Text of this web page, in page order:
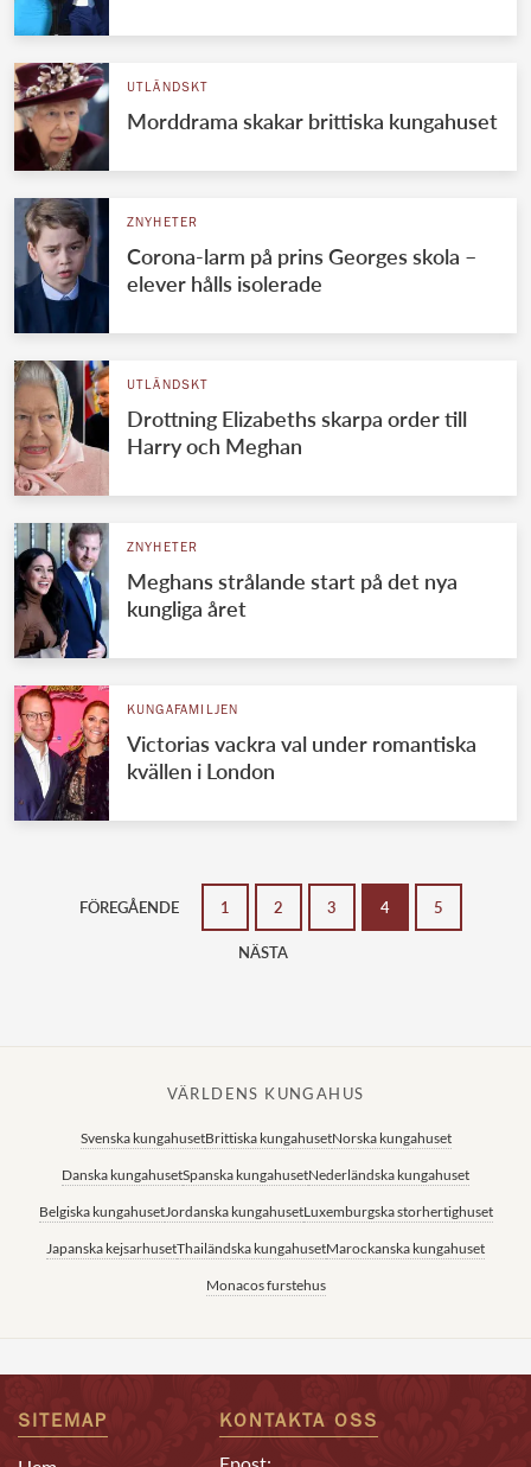
UTLÄNDSKT
Morddrama skakar brittiska kungahuset
ZNYHETER
Corona-larm på prins Georges skola –
elever hålls isolerade
UTLÄNDSKT
Drottning Elizabeths skarpa order till
Harry och Meghan
ZNYHETER
Meghans strålande start på det nya
kungliga året
KUNGAFAMILJEN
Victorias vackra val under romantiska
kvällen i London
FÖREGÅENDE 1 2 3 4 5
NÄSTA
VÄRLDENS KUNGAHUS
Svenska kungahusetBrittiska kungahusetNorska kungahuset
Danska kungahusetSpanska kungahusetNederländska kungahuset
Belgiska kungahusetJordanska kungahusetLuxemburgska storhertighuset
Japanska kejsarhusetThailändska kungahusetMarockanska kungahuset
Monacos furstehus
SITEMAP KONTAKTA OSS